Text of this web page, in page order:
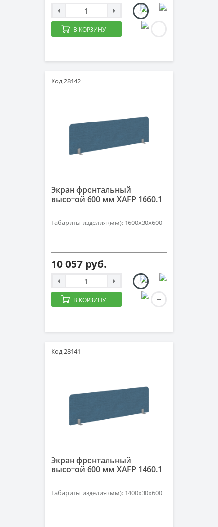
В КОРЗИНУ
Код 28142
Экран фронтальный
высотой 600 мм XAFP 1660.1
Габариты изделия (мм): 1600х30х600
10 057 руб.
В КОРЗИНУ
Код 28141
Экран фронтальный
высотой 600 мм XAFP 1460.1
Габариты изделия (мм): 1400х30х600